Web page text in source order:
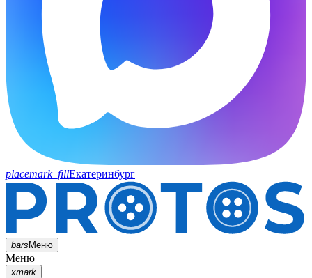
placemark_fillЕкатеринбург
barsМеню
Меню
xmark